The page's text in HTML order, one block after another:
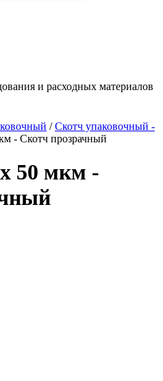
и расходных материалов
/ Скотч упаковочный -
- Скотч прозрачный
50 мкм -